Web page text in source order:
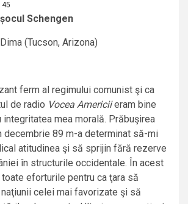
45
Schengen
(Tucson, Arizona)
ferm al regimului comunist şi ca
de radio Vocea Americiieram bine
integritatea mea morală. Prăbuşirea
decembrie 89 m-a determinat să-mi
atitudinea şi să sprijin fără rezerve
în structurile occidentale. În acest
eforturile pentru ca ţara să
celei mai favorizate şi să